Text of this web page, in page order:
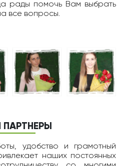
рады помочь Вам выбрать
все вопросы.
удобство и грамотный
наших постоянных